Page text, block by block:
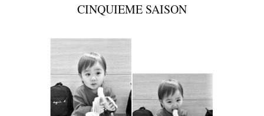
CINQUIEME SAISON